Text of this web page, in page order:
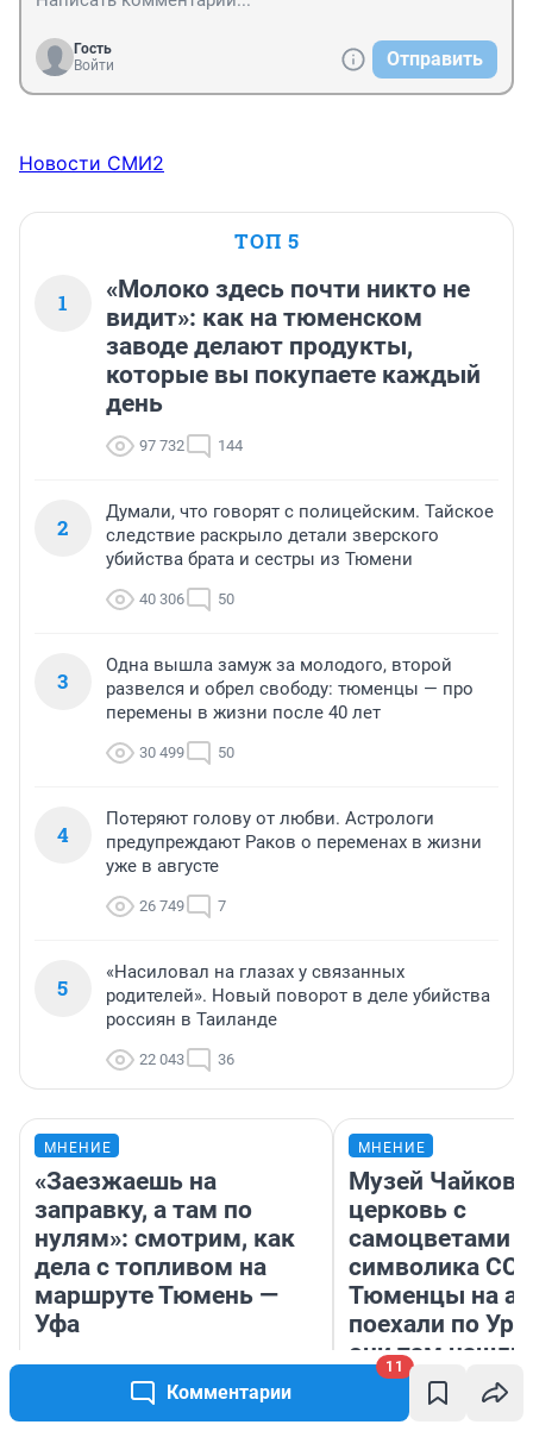
Комментарии
11
Гость
Войти
Отправить
Новости СМИ2
ТОП 5
1
«Молоко здесь почти никто не
видит»: как на тюменском
заводе делают продукты,
которые вы покупаете каждый
день
97 732 144
2
Думали, что говорят с полицейским. Тайское
следствие раскрыло детали зверского
убийства брата и сестры из Тюмени
40 306 50
3
Одна вышла замуж за молодого, второй
развелся и обрел свободу: тюменцы — про
перемены в жизни после 40 лет
30 499 50
4
Потеряют голову от любви. Астрологи
предупреждают Раков о переменах в жизни
уже в августе
26 749 7
5
«Насиловал на глазах у связанных
родителей». Новый поворот в деле убийства
россиян в Таиланде
22 043 36
МНЕНИЕ
«Заезжаешь на
заправку, а там по
нулям»: смотрим, как
дела с топливом на
маршруте Тюмень —
Уфа
Екатерина Бурлева
МНЕНИЕ
Музей
церковь с
самоцветами
символика
Тюменцы на
поехали по
они там нашли